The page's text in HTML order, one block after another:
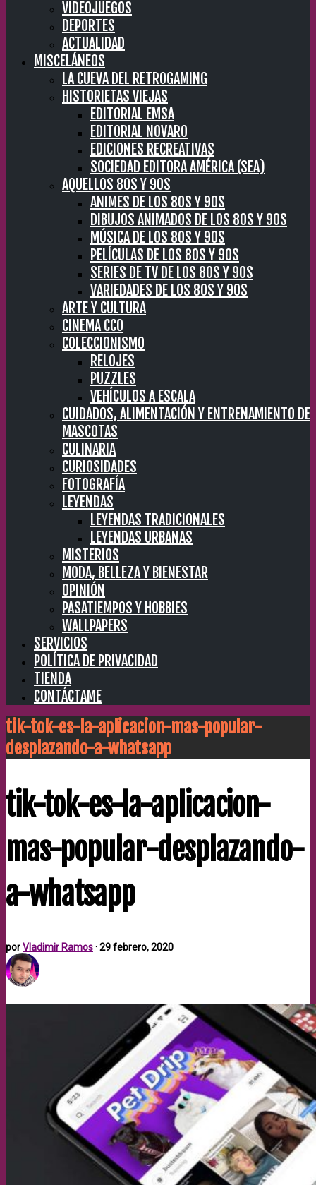
VIDEOJUEGOS
DEPORTES
ACTUALIDAD
MISCELÁNEOS
LA CUEVA DEL RETROGAMING
HISTORIETAS VIEJAS
EDITORIAL EMSA
EDITORIAL NOVARO
EDICIONES RECREATIVAS
SOCIEDAD EDITORA AMÉRICA (SEA)
AQUELLOS 80S Y 90S
ANIMES DE LOS 80S Y 90S
DIBUJOS ANIMADOS DE LOS 80S Y 90S
MÚSICA DE LOS 80S Y 90S
PELÍCULAS DE LOS 80S Y 90S
SERIES DE TV DE LOS 80S Y 90S
VARIEDADES DE LOS 80S Y 90S
ARTE Y CULTURA
CINEMA CC0
COLECCIONISMO
RELOJES
PUZZLES
VEHÍCULOS A ESCALA
CUIDADOS, ALIMENTACIÓN Y ENTRENAMIENTO DE
MASCOTAS
CULINARIA
CURIOSIDADES
FOTOGRAFÍA
LEYENDAS
LEYENDAS TRADICIONALES
LEYENDAS URBANAS
MISTERIOS
MODA, BELLEZA Y BIENESTAR
OPINIÓN
PASATIEMPOS Y HOBBIES
WALLPAPERS
SERVICIOS
POLÍTICA DE PRIVACIDAD
TIENDA
CONTÁCTAME
tik-tok-es-la-aplicacion-mas-popular-
desplazando-a-whatsapp
tik-tok-es-la-aplicacion-
mas-popular-desplazando-
a-whatsapp
porVladimir Ramos·29 febrero, 2020